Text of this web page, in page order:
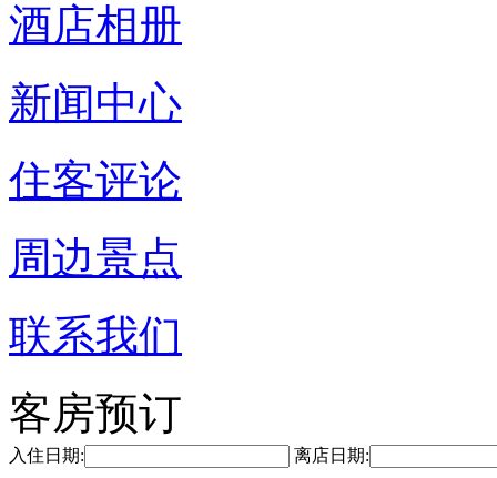
酒店相册
新闻中心
住客评论
周边景点
联系我们
客房预订
入住日期: 离店日期: